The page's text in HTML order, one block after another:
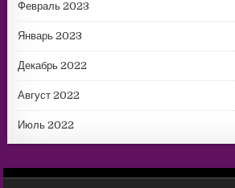
Февраль 2023
Январь 2023
Декабрь 2022
Август 2022
Июль 2022